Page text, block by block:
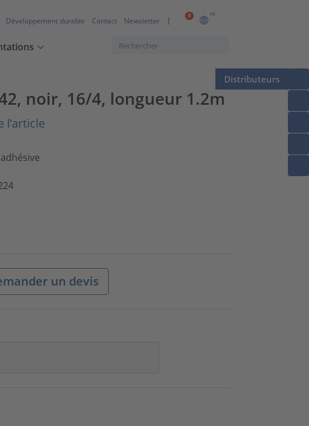
0 FR
Développement durable Contact Newsletter
Distributeurs
noir, 16/4, longueur 1.2m
l’article
un devis